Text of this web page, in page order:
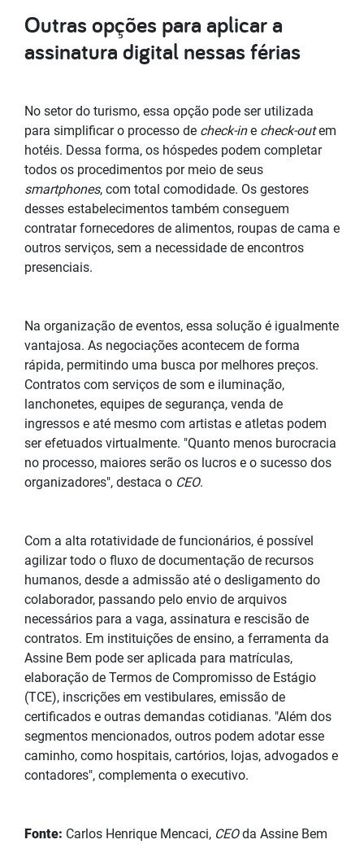
Outras opções para aplicar a
assinatura digital nessas férias
No setor do turismo, essa opção pode ser utilizada
para simplificar o processo de check-ine check-outem
hotéis. Dessa forma, os hóspedes podem completar
todos os procedimentos por meio de seus
smartphones, com total comodidade. Os gestores
desses estabelecimentos também conseguem
contratar fornecedores de alimentos, roupas de cama e
outros serviços, sem a necessidade de encontros
presenciais.
Na organização de eventos, essa solução é igualmente
vantajosa. As negociações acontecem de forma
rápida, permitindo uma busca por melhores preços.
Contratos com serviços de som e iluminação,
lanchonetes, equipes de segurança, venda de
ingressos e até mesmo com artistas e atletas podem
ser efetuados virtualmente. "Quanto menos burocracia
no processo, maiores serão os lucros e o sucesso dos
organizadores", destaca o CEO.
Com a alta rotatividade de funcionários, é possível
agilizar todo o fluxo de documentação de recursos
humanos, desde a admissão até o desligamento do
colaborador, passando pelo envio de arquivos
necessários para a vaga, assinatura e rescisão de
contratos. Em instituições de ensino, a ferramenta da
Assine Bem pode ser aplicada para matrículas,
elaboração de Termos de Compromisso de Estágio
(TCE), inscrições em vestibulares, emissão de
certificados e outras demandas cotidianas. "Além dos
segmentos mencionados, outros podem adotar esse
caminho, como hospitais, cartórios, lojas, advogados e
contadores", complementa o executivo.
Fonte: Carlos Henrique Mencaci, CEOda Assine Bem